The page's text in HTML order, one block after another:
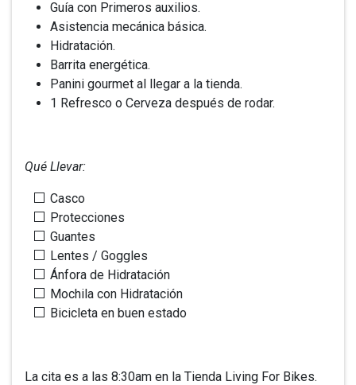
Guía con Primeros auxilios.
Asistencia mecánica básica.
Hidratación.
Barrita energética.
Panini gourmet al llegar a la tienda.
1 Refresco o Cerveza después de rodar.
Qué Llevar:
Casco
Protecciones
Guantes
Lentes / Goggles
Ánfora de Hidratación
Mochila con Hidratación
Bicicleta en buen estado
La cita es a las 8:30am en la Tienda Living For Bikes.